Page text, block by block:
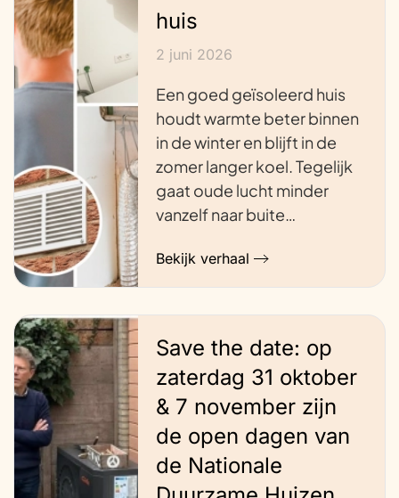
huis
2 juni 2026
Een goed geïsoleerd huis
houdt warmte beter binnen
in de winter en blijft in de
zomer langer koel. Tegelijk
gaat oude lucht minder
vanzelf naar buite…
Bekijk verhaal
Save the date: op
zaterdag 31 oktober
& 7 november zijn
de open dagen van
de Nationale